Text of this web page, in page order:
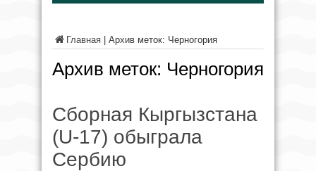
Главная Архив меток: Черногория
Архив меток: Черногория
Сборная Кыргызстана
(U-17) обыграла
Сербию